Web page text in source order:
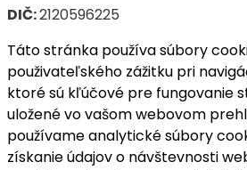
DIČ:2120596225
Táto stránka používa súbory
použivateľského zážitku pri
ktoré sú kľúčové pre fungovanie
uložené vo vašom webovom
používame analytické súbory
získanie údajov o návštevnosti